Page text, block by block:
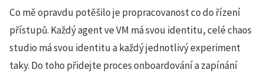
Co mě opravdu potěšilo je propracovanost co do řízení
přístupů. Každý agent ve VM má svou identitu, celé chaos
studio má svou identitu a každý jednotlivý experiment
taky. Do toho přidejte proces onboardování a zapínání